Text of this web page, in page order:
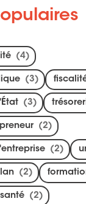
(4)
(3)
(3)
(2)
(2)
(2)
(2)